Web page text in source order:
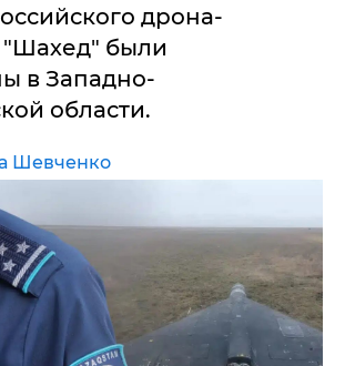
дрона-
"Шахед" были
в Западно-
области.
Шевченко